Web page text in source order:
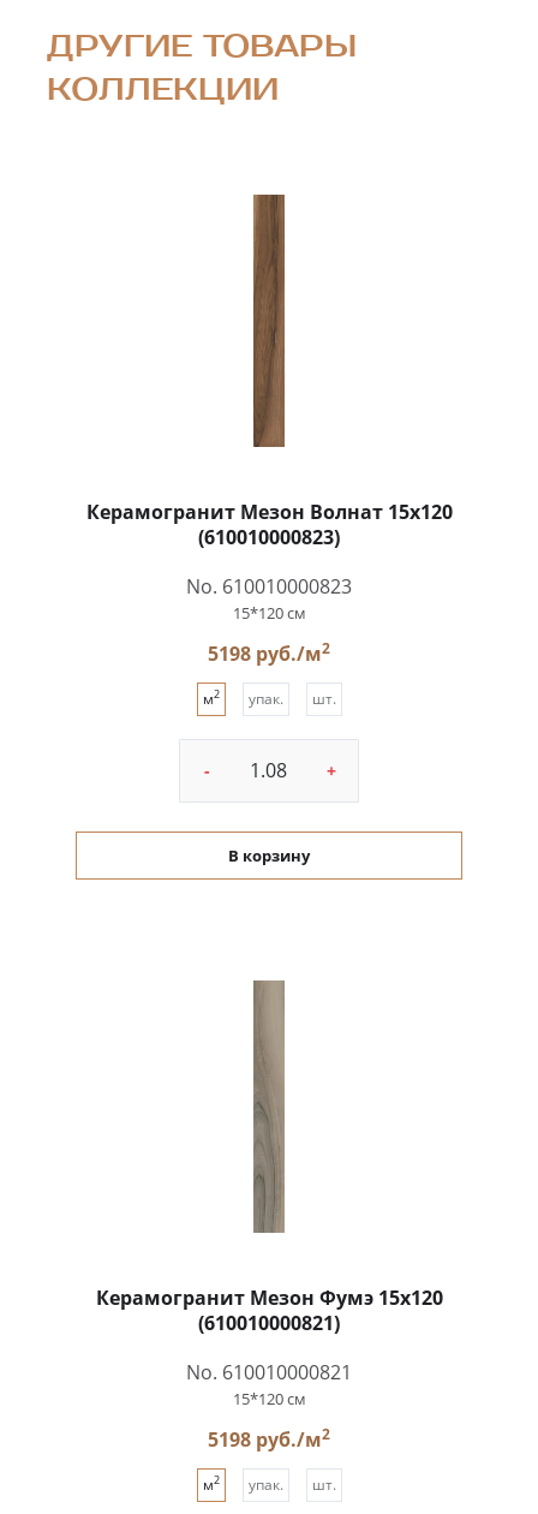
ДРУГИЕ ТОВАРЫ
КОЛЛЕКЦИИ
Керамогранит Мезон Волнат 15x120
(610010000823)
No. 610010000823
15*120 см
5198 руб./м2
м2 упак. шт.
- +
В корзину
Керамогранит Мезон Фумэ 15x120
(610010000821)
No. 610010000821
15*120 см
5198 руб./м2
м2 упак. шт.